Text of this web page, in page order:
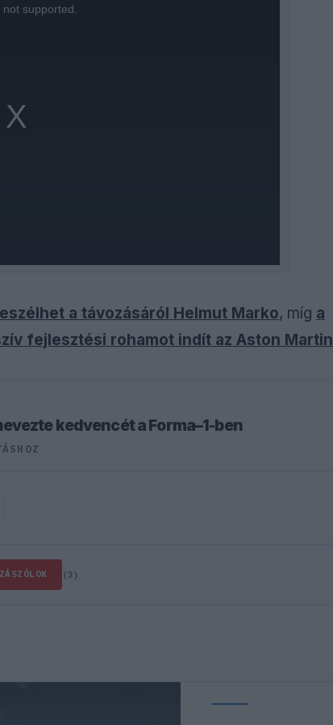
supported.
a távozásáról Helmut Marko, míg a
fejlesztési rohamot indít az Aston Martin
kedvencét a Forma–1-ben
(3)